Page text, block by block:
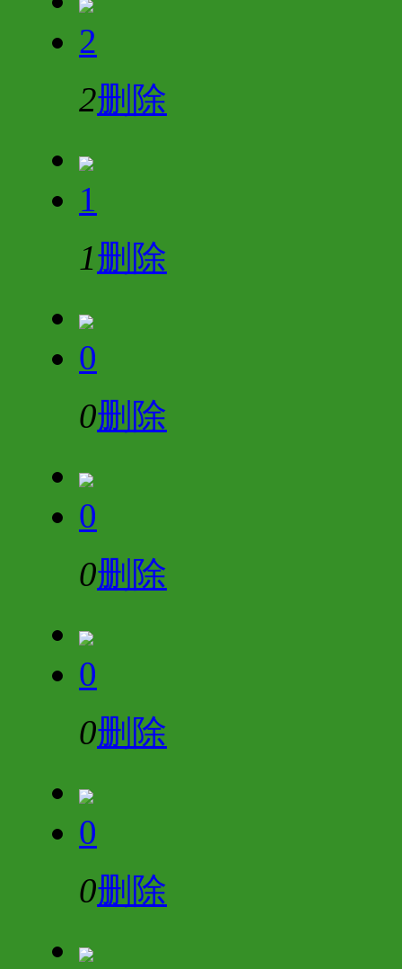
2
2删除
1
1删除
0
0删除
0
0删除
0
0删除
0
0删除